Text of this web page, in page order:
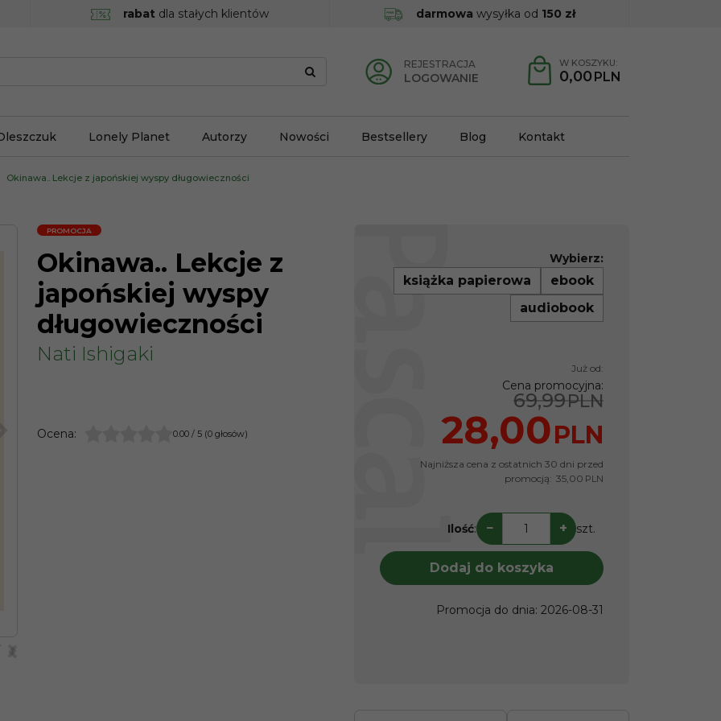
rabat dla stałych klientów darmowa wysyłka od 150 zł
REJESTRACJA
LOGOWANIE
W KOSZYKU:
0,00 PLN
Lonely Planet Autorzy Nowości Bestsellery Blog Kontakt
Okinawa.. Lekcje z japońskiej wyspy długowieczności
PROMOCJA
Okinawa.. Lekcje z
japońskiej wyspy
długowieczności
Nati Ishigaki
Ocena: 0.00 / 5 (0 głosów)
Wybierz:
książka papierowa
ebook
audiobook
Już od:
Cena promocyjna:
69,99PLN
28,00PLN
Najniższa cena z ostatnich 30 dni przed
promocją: 35,00 PLN
Ilość: − + szt.
Dodaj do koszyka
Promocja do dnia: 2026-08-31